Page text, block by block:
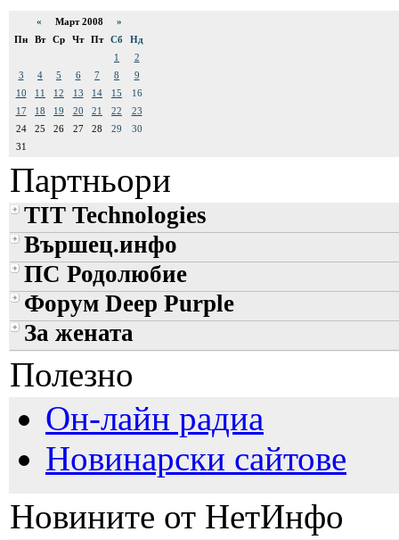
« Март 2008 »
Пн
Вт Ср Чт Пт Сб
Нд
1
2
3
4 5 6 7 8
9
10
11 12 13 14 15
16
17
18 19 20 21 22
23
24
25 26 27 28 29
30
31
Партньори
TIT Technologies
Вършец.инфо
ПС Родолюбие
Форум Deep Purple
За жената
Полезно
Он-лайн радиа
Новинарски сайтове
Новините от НетИнфо